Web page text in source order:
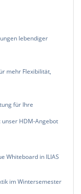
lebendiger
mehr Flexibilität,
für Ihre
HDM-Angebot
Whiteboard in ILIAS
im Wintersemester